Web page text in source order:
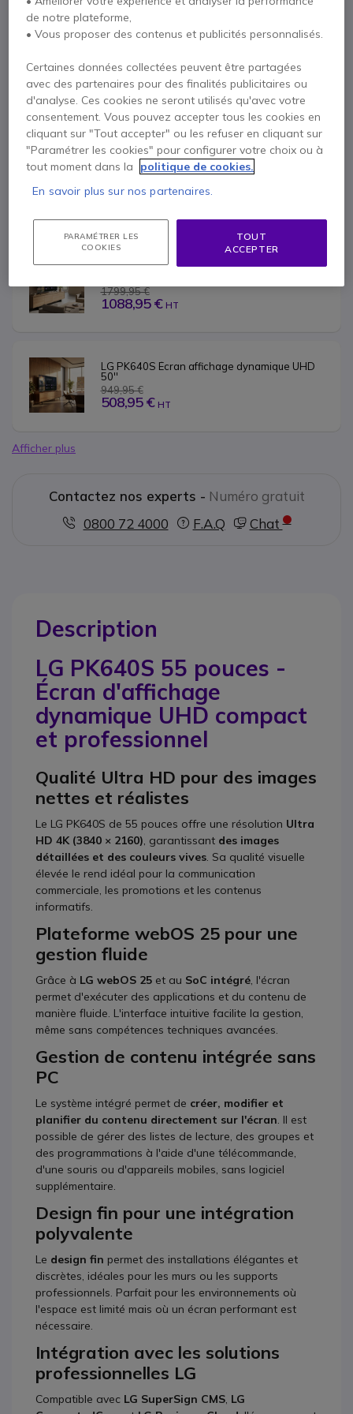
Plus de versions :
LG PK640S Écran affichage dynamique UHD
65''
1499,95 €
616,95 € HT
LG PK640S Écran affichage dynamique UHD
1999,95 €
LG PK640S Écran affichage dynamique UHD
1799,95 €
1088,95 € HT
LG PK640S Écran affichage dynamique UHD
50''
949,95 €
508,95 € HT
Afficher plus
Contactez nos experts - Numéro gratuit
0800 72 4000
F.A.Q Chat
Description
LG PK640S 55 pouces -
Écran d'affichage
dynamique UHD compact
et professionnel
Qualité Ultra HD pour des images
nettes et réalistes
Le LG PK640S de 55 pouces offre une résolution Ultra
HD 4K (3840 × 2160) , garantissant des images
détaillées et des couleurs vives . Sa qualité visuelle
élevée le rend idéal pour la communication
commerciale, les promotions et les contenus
informatifs.
Plateforme webOS 25 pour une
gestion fluide
Grâce à LG webOS 25 et au SoC intégré , l'écran
permet d'exécuter des applications et du contenu de
manière fluide. L'interface intuitive facilite la gestion,
même sans compétences techniques avancées.
Gestion de contenu intégrée sans
PC
Le système intégré permet de créer, modifier et
planifier du contenu directement sur l'écran . Il est
possible de gérer des listes de lecture, des groupes et
des programmations à l'aide d'une télécommande,
d'une souris ou d'appareils mobiles, sans logiciel
supplémentaire.
Design fin pour une intégration
polyvalente
Le design fin permet des installations élégantes et
discrètes, idéales pour les murs ou les supports
professionnels. Parfait pour les environnements où
l'espace est limité mais où un écran performant est
nécessaire.
Intégration avec les solutions
professionnelles LG
Compatible avec LG SuperSign CMS LG
de notre plateforme,
• Vous proposer des contenus et publicités personnalisés.
Certaines données collectées peuvent être partagées
avec des partenaires pour des finalités publicitaires ou
d'analyse. Ces cookies ne seront utilisés qu'avec votre
consentement. Vous pouvez accepter tous les cookies en
cliquant sur "Tout accepter" ou les refuser en cliquant sur
"Paramétrer les cookies" pour configurer votre choix ou à
tout moment dans la
politique de cookies.
En savoir plus sur nos partenaires.
PARAMÉTRER LES
COOKIES
TOUT
ACCEPTER